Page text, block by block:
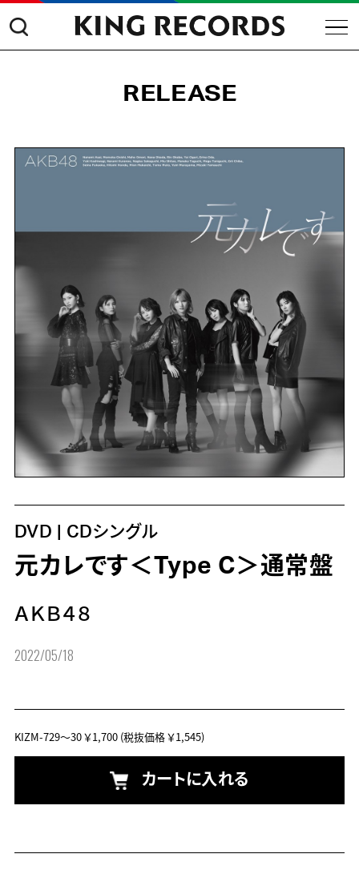
RELEASE
DVD | CDシングル
元カレです＜Type C＞通常盤
ＡＫＢ４８
2022/05/18
KIZM-729～30￥1,700(税抜価格 ￥1,545)
カートに入れる